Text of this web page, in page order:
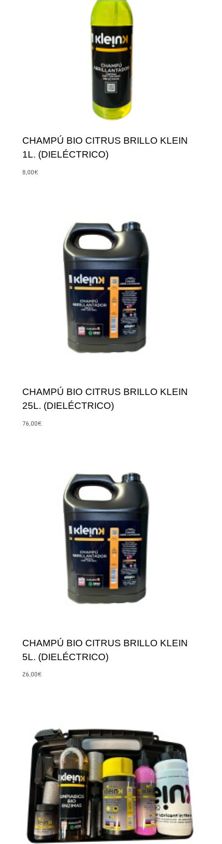
CHAMPÚ BIO CITRUS BRILLO KLEIN
1L. (DIELÉCTRICO)
8,00€
CHAMPÚ BIO CITRUS BRILLO KLEIN
25L. (DIELÉCTRICO)
76,00€
CHAMPÚ BIO CITRUS BRILLO KLEIN
5L. (DIELÉCTRICO)
26,00€